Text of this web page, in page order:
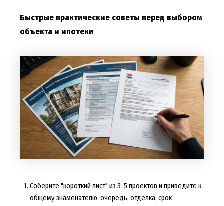
Быстрые практические советы перед выбором
объекта и ипотеки
Соберите "короткий лист" из 3-5 проектов и приведите к
общему знаменателю: очередь, отделка, срок